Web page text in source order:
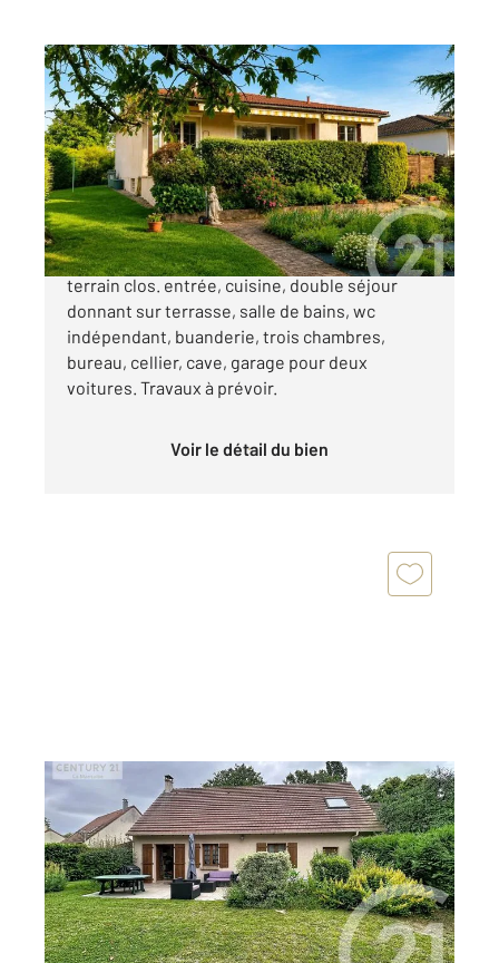
PORCHEVILLE 78
95,30 m2, 6 pièces
Ref : 5767
Maison à vendre
264 000 €
Maison de plain pied sur sous-sol total avec
terrain clos. entrée, cuisine, double séjour
donnant sur terrasse, salle de bains, wc
indépendant, buanderie, trois chambres,
bureau, cellier, cave, garage pour deux
voitures. Travaux à prévoir.
Voir le détail du bien
MANTES LA VILLE 78
100,41 m2, 5 pièces
Ref : 5730
Maison à vendre
292 000 €